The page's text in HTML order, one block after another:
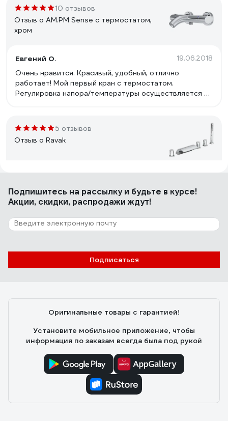
10 отзывов
Отзыв о AM.PM Sense с термостатом,
хром
Евгений О. 19.06.2018
Очень нравится. Красивый, удобный, отлично
работает! Мой первый кран с термостатом.
Регулировка напора/температуры осуществляется на
5 отзывов
Отзыв о Ravak
все
Подпишитесь на рассылкуи будьте в курсе!
Акции, скидки, распродажи ждут!
Подписаться
Оригинальные товары с гарантией!
Установите мобильное приложение, чтобы
информация по заказам всегда была под рукой